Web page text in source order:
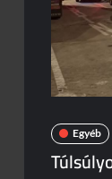
Egyéb